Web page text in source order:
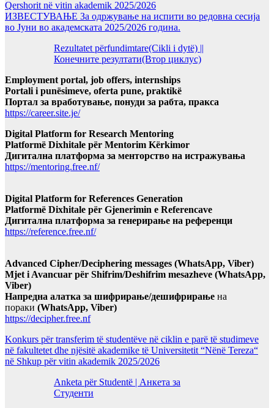
Qershorit në vitin akademik 2025/2026
ИЗВЕСТУВАЊЕ За одржување на испити во редовна сесија
во Јуни во академската 2025/2026 година.
Rezultatet përfundimtare(Cikli i dytë) ||
Конечните резултати(Втор циклус)
Employment portal, job offers, internships
Portali i punësimeve, oferta pune, praktikë
Портал за вработување, понуди за рабта, пракса
https://career.site.je/
Digital Platform for Research Mentoring
Platformë Dixhitale për Mentorim Kërkimor
Дигитална платформа за менторство на истражувања
https://mentoring.free.nf/
Digital Platform for References Generation
Platformë Dixhitale për Gjenerimin e Referencave
Дигитална платформа за генерирање на референци
https://reference.free.nf/
Advanced Cipher/Deciphering messages (WhatsApp, Viber)
Mjet i Avancuar për Shifrim/Deshifrim mesazheve (WhatsApp,
Viber)
Напредна алатка за шифрирање/дешифрирање на
пораки (WhatsApp, Viber)
https://decipher.free.nf
Konkurs për transferim të studentëve në ciklin e parë të studimeve
në fakultetet dhe njësitë akademike të Universitetit “Nënë Tereza“
në Shkup për vitin akademik 2025/2026
Anketa për Studentë | Анкета за
Студенти